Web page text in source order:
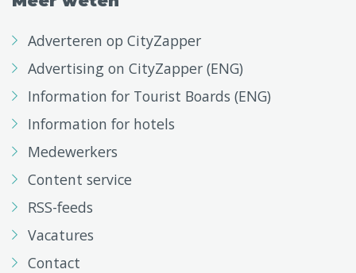
Adverteren op CityZapper
Advertising on CityZapper (ENG)
Information for Tourist Boards (ENG)
Information for hotels
Medewerkers
Content service
RSS-feeds
Vacatures
Contact